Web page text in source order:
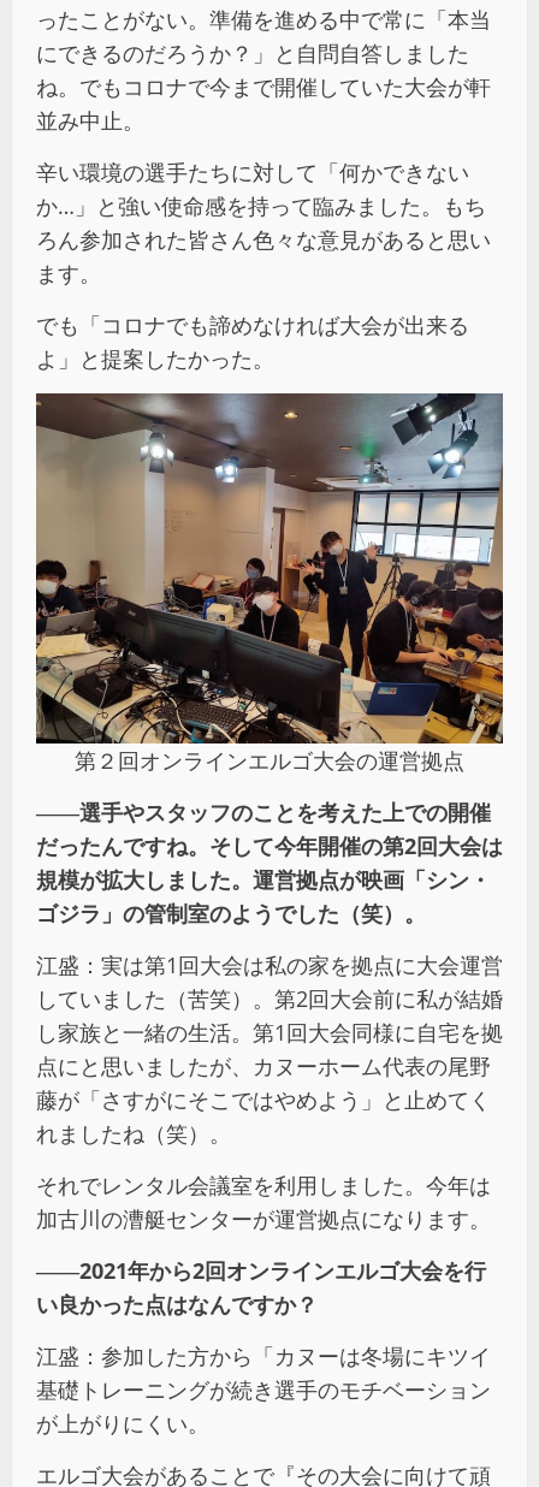
ったことがない。準備を進める中で常に「本当
にできるのだろうか？」と自問自答しました
ね。でもコロナで今まで開催していた大会が軒
並み中止。
辛い環境の選手たちに対して「何かできない
か…」と強い使命感を持って臨みました。もち
ろん参加された皆さん色々な意見があると思い
ます。
でも「コロナでも諦めなければ大会が出来る
よ」と提案したかった。
第２回オンラインエルゴ大会の運営拠点
――選手やスタッフのことを考えた上での開催
だったんですね。そして今年開催の第2回大会は
規模が拡大しました。運営拠点が映画「シン・
ゴジラ」の管制室のようでした（笑）。
江盛：実は第1回大会は私の家を拠点に大会運営
していました（苦笑）。第2回大会前に私が結婚
し家族と一緒の生活。第1回大会同様に自宅を拠
点にと思いましたが、カヌーホーム代表の尾野
藤が「さすがにそこではやめよう」と止めてく
れましたね（笑）。
それでレンタル会議室を利用しました。今年は
加古川の漕艇センターが運営拠点になります。
――2021年から2回オンラインエルゴ大会を行
い良かった点はなんですか？
江盛：参加した方から「カヌーは冬場にキツイ
基礎トレーニングが続き選手のモチベーション
が上がりにくい。
エルゴ大会があることで『その大会に向けて頑